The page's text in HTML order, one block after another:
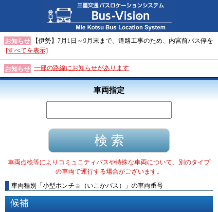
お知らせ
【伊勢】7月1日～9月末まで、道路工事のため、内宮前バス停を
[すべてを表示]
お知らせ 一部の路線にお知らせがあります
車両指定
車両点検等によりコミュニティバスや特殊な車両について、別のタイプ
の車両で運行する場合がございます。
車両種別
「 小型ポンチョ（いこかバス） 」 の車両番号
候補